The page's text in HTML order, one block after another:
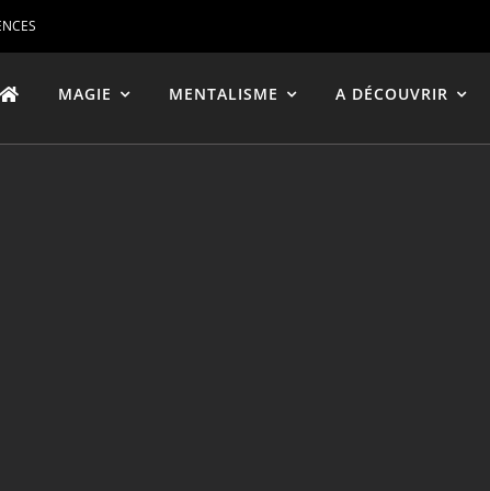
MAGIE MENTALISME A DÉCOUVRIR